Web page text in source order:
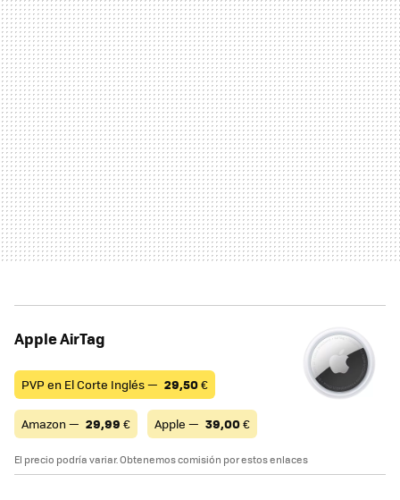
Apple AirTag
PVP en El Corte Inglés — 29,50€
Amazon — 29,99 € Apple — 39,00€
El precio podría variar. Obtenemos comisión por estos enlaces